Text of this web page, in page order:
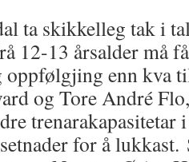
ta skikkelleg tak i
12-13 årsalder må
enn kva
og Tore André
for å lukkast.